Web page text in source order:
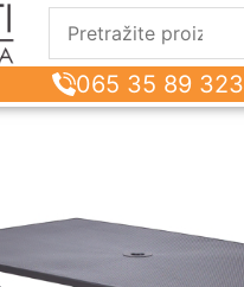
065 35 89 323